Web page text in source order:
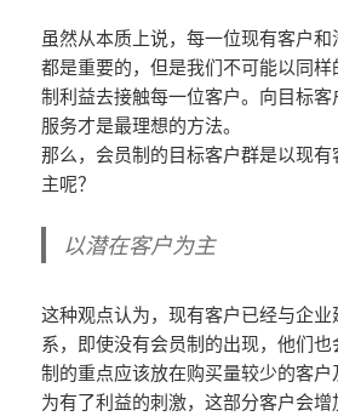
虽然从本质上说，每一位现有客户
都是重要的，但是我们不可能以同
制利益去接触每一位客户。向目标
服务才是最理想的方法。
那么，会员制的目标客户群是以现
主呢？
以潜在客户为主
这种观点认为，现有客户已经与企
系，即使没有会员制的出现，他们
制的重点应该放在购买量较少的客
为有了利益的刺激，这部分客户会